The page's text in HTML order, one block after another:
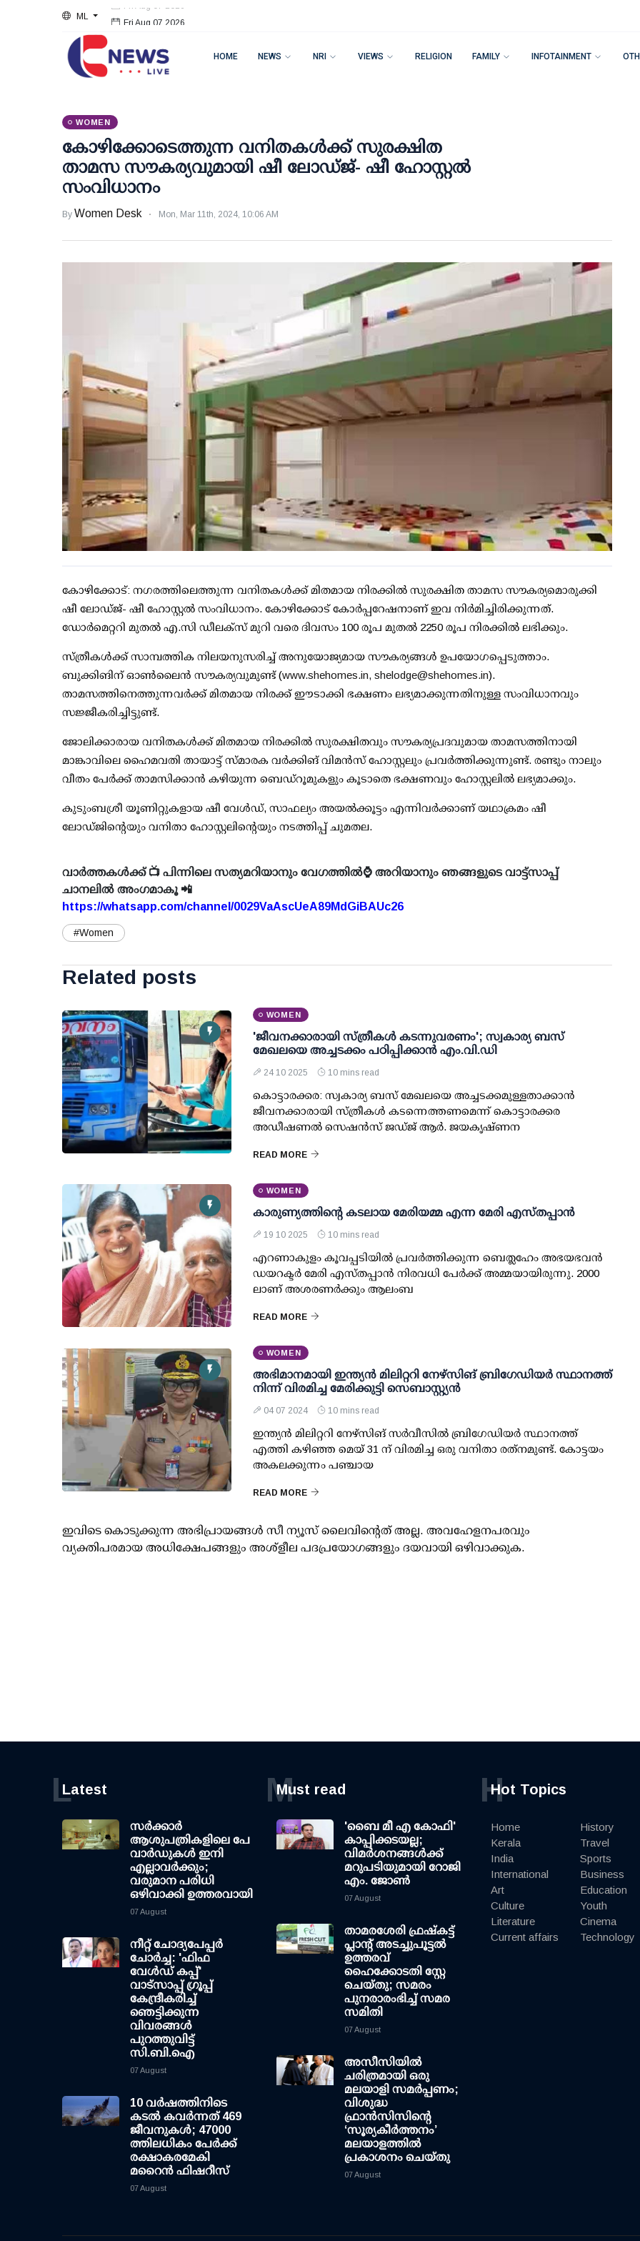
ML Fri Aug 07 2026
HOME NEWS NRI VIEWS RELIGION FAMILY INFOTAINMENT
WOMEN
കോഴിക്കോടെത്തുന്ന വനിതകള്‍ക്ക് സുരക്ഷിത
താമസ സൗകര്യവുമായി ഷീ ലോഡ്ജ്- ഷീ ഹോസ്റ്റല്‍
സംവിധാനം
By Women Desk Mon, Mar 11th, 2024, 10:06 AM
കോഴിക്കോട്: നഗരത്തിലെത്തുന്ന വനിതകള്‍ക്ക് മിതമായ നിരക്കില്‍ സുരക്ഷിത താമസ സൗകര്യമൊരുക്കി
ഷീ ലോഡ്ജ്- ഷീ ഹോസ്റ്റല്‍ സംവിധാനം. കോഴിക്കോട് കോര്‍പ്പറേഷനാണ് ഇവ നിര്‍മിച്ചിരിക്കുന്നത്.
ഡോര്‍മെറ്ററി മുതല്‍ എ.സി ഡീലക്സ് മുറി വരെ ദിവസം 100 രൂപ മുതല്‍ 2250 രൂപ നിരക്കില്‍ ലഭിക്കും.
സ്ത്രീകള്‍ക്ക് സാമ്പത്തിക നിലയനുസരിച്ച് അനുയോജ്യമായ സൗകര്യങ്ങള്‍ ഉപയോഗപ്പെടുത്താം.
ബുക്കിങിന് ഓണ്‍ലൈന്‍ സൗകര്യവുമുണ്ട് (www.shehomes.in, shelodge@shehomes.in).
താമസത്തിനെത്തുന്നവര്‍ക്ക് മിതമായ നിരക്ക് ഈടാക്കി ഭക്ഷണം ലഭ്യമാക്കുന്നതിനുള്ള സംവിധാനവും
സജ്ജീകരിച്ചിട്ടുണ്ട്.
ജോലിക്കാരായ വനിതകള്‍ക്ക് മിതമായ നിരക്കില്‍ സുരക്ഷിതവും സൗകര്യപ്രദവുമായ താമസത്തിനായി
മാങ്കാവിലെ ഹൈമവതി തായാട്ട് സ്മാരക വര്‍ക്കിങ് വിമന്‍സ് ഹോസ്റ്റലും പ്രവര്‍ത്തിക്കുന്നുണ്ട്. രണ്ടും നാലും
വീതം പേര്‍ക്ക് താമസിക്കാന്‍ കഴിയുന്ന ബെഡ്റൂമുകളും കൂടാതെ ഭക്ഷണവും ഹോസ്റ്റലില്‍ ലഭ്യമാക്കും.
കുടുംബശ്രീ യൂണിറ്റുകളായ ഷീ വേള്‍ഡ്, സാഫല്യം അയല്‍ക്കൂട്ടം എന്നിവര്‍ക്കാണ് യഥാക്രമം ഷീ
ലോഡ്ജിന്റെയും വനിതാ ഹോസ്റ്റലിന്റെയും നടത്തിപ്പ് ചുമതല.
വാർത്തകൾക്ക് 📺 പിന്നിലെ സത്യമറിയാനും വേഗത്തിൽ⌚ അറിയാനും ഞങ്ങളുടെ വാട്ട്സാപ്പ്
ചാനലിൽ അംഗമാകൂ 📲
https://whatsapp.com/channel/0029VaAscUeA89MdGiBAUc26
#Women
Related posts
WOMEN
'ജീവനക്കാരായി സ്ത്രീകള്‍ കടന്നുവരണം'; സ്വകാര്യ ബസ്
മേഖലയെ അച്ചടക്കം പഠിപ്പിക്കാന്‍ എം.വി.ഡി
24 10 2025 10 mins read
കൊട്ടാരക്കര: സ്വകാര്യ ബസ് മേഖലയെ അച്ചടക്കമുള്ളതാക്കാന്‍
ജീവനക്കാരായി സ്ത്രീകള്‍ കടന്നെത്തണമെന്ന് കൊട്ടാരക്കര
അഡീഷണല്‍ സെഷന്‍സ് ജഡ്ജ് ആര്‍. ജയകൃഷ്ണന
READ MORE
WOMEN
കാരുണ്യത്തിന്റെ കടലായ മേരിയമ്മ എന്ന മേരി എസ്തപ്പാന്‍
19 10 2025 10 mins read
എറണാകുളം കൂവപ്പടിയില്‍ പ്രവര്‍ത്തിക്കുന്ന ബെത്ലഹേം അഭയഭവന്‍
ഡയറക്ടര്‍ മേരി എസ്തപ്പാന്‍ നിരവധി പേര്‍ക്ക് അമ്മയായിരുന്നു. 2000
ലാണ് അശരണര്‍ക്കും ആലംബ
READ MORE
WOMEN
അഭിമാനമായി ഇന്ത്യന്‍ മിലിറ്ററി നേഴ്‌സിങ് ബ്രിഗേഡിയര്‍ സ്ഥാനത്ത്
നിന്ന് വിരമിച്ച മേരിക്കുട്ടി സെബാസ്റ്റ്യന്‍
04 07 2024 10 mins read
ഇന്ത്യന്‍ മിലിറ്ററി നേഴ്‌സിങ് സര്‍വീസില്‍ ബ്രിഗേഡിയര്‍ സ്ഥാനത്ത്
എത്തി കഴിഞ്ഞ മെയ് 31 ന് വിരമിച്ച ഒരു വനിതാ രത്‌നമുണ്ട്. കോട്ടയം
അകലക്കുന്നം പഞ്ചായ
READ MORE
ഇവിടെ കൊടുക്കുന്ന അഭിപ്രായങ്ങള്‍ സീ ന്യൂസ് ലൈവിന്റെത് അല്ല. അവഹേളനപരവും
വ്യക്തിപരമായ അധിക്ഷേപങ്ങളും അശ്‌ളീല പദപ്രയോഗങ്ങളും ദയവായി ഒഴിവാക്കുക.
Latest
L
സര്‍ക്കാര്‍
ആശുപത്രികളിലെ പേ
വാര്‍ഡുകള്‍ ഇനി
എല്ലാവര്‍ക്കും;
വരുമാന പരിധി
ഒഴിവാക്കി ഉത്തരവായി
07 August
നീറ്റ് ചോദ്യപേപ്പര്‍
ചോര്‍ച്ച: 'ഫിഫ
വേള്‍ഡ് കപ്പ്'
വാട്സാപ്പ് ഗ്രൂപ്പ്
കേന്ദ്രീകരിച്ച്
ഞെട്ടിക്കുന്ന
വിവരങ്ങള്‍
പുറത്തുവിട്ട്
സി.ബി.ഐ
07 August
10 വര്‍ഷത്തിനിടെ
കടല്‍ കവര്‍ന്നത് 469
ജീവനുകള്‍; 47000
ത്തിലധികം പേര്‍ക്ക്
രക്ഷാകരമേകി
മറൈന്‍ ഫിഷറീസ്
07 August
Must read
M
'ബൈ മീ എ കോഫി'
കാപ്പിക്കടയല്ല;
വിമര്‍ശനങ്ങള്‍ക്ക്
മറുപടിയുമായി റോജി
എം. ജോണ്‍
07 August
താമരശേരി ഫ്രഷ്കട്ട്
പ്ലാന്റ് അടച്ചുപൂട്ടൽ
ഉത്തരവ്
ഹൈക്കോടതി സ്റ്റേ
ചെയ്തു; സമരം
പുനരാരംഭിച്ച് സമര
സമിതി
07 August
അസീസിയിൽ
ചരിത്രമായി ഒരു
മലയാളി സമർപ്പണം;
വിശുദ്ധ
ഫ്രാൻസിസിന്റെ
‘സൂര്യകീർത്തനം’
മലയാളത്തിൽ
പ്രകാശനം ചെയ്തു
07 August
Hot Topics
H
Home
Kerala
India
International
Art
Culture
Literature
Current affairs
History
Travel
Sports
Business
Education
Youth
Cinema
Technology